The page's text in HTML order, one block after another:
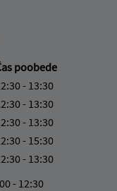
poobede
- 13:30
- 13:30
- 13:30
- 15:30
- 13:30
- 12:30